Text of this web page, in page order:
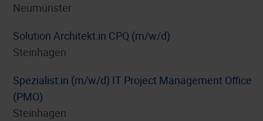
Neumünster
Solution Architekt:in CPQ (m/w/d)
Steinhagen
Spezialist:in (m/w/d) IT Project Management Office
(PMO)
Steinhagen